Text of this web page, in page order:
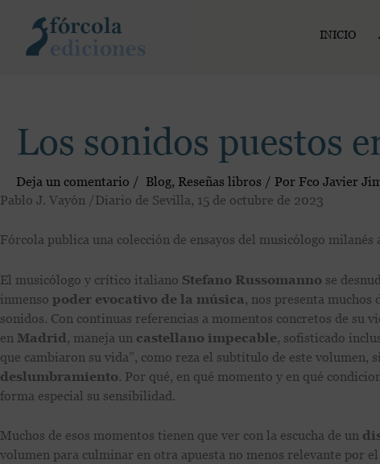
contenido
INICIO
Los sonidos puestos
Deja un comentario / Blog, Reseñas libros / Por Fco Javier
Pablo J. Vayón /Diario de Sevilla, 15 de octubre de 2023
Fórcola publica una colección de ensayos del musicólogo
El musicólogo y crítico italiano Stefano Russomanno se
inmenso poder evocativo de la música, nos presenta muchos
sonidos. Con continuas referencias a momentos concretos de su
en Madrid, maneja un castellano impecable, sofisticado
que cambiaron su vida”, como reza el subtítulo de este volumen,
deslumbramiento. Por qué, en qué momento y en qué
forma especial su sensibilidad.
Muchos de esos momentos tienen que ver con la escucha de un
volumen para culminar en otra apuesta no menos relevante por el